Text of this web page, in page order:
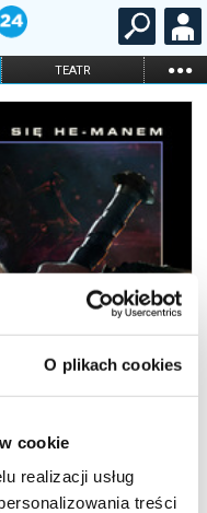
O plikach cookies
cookie
realizacji usług
treści
TEATR ...
KARNETY